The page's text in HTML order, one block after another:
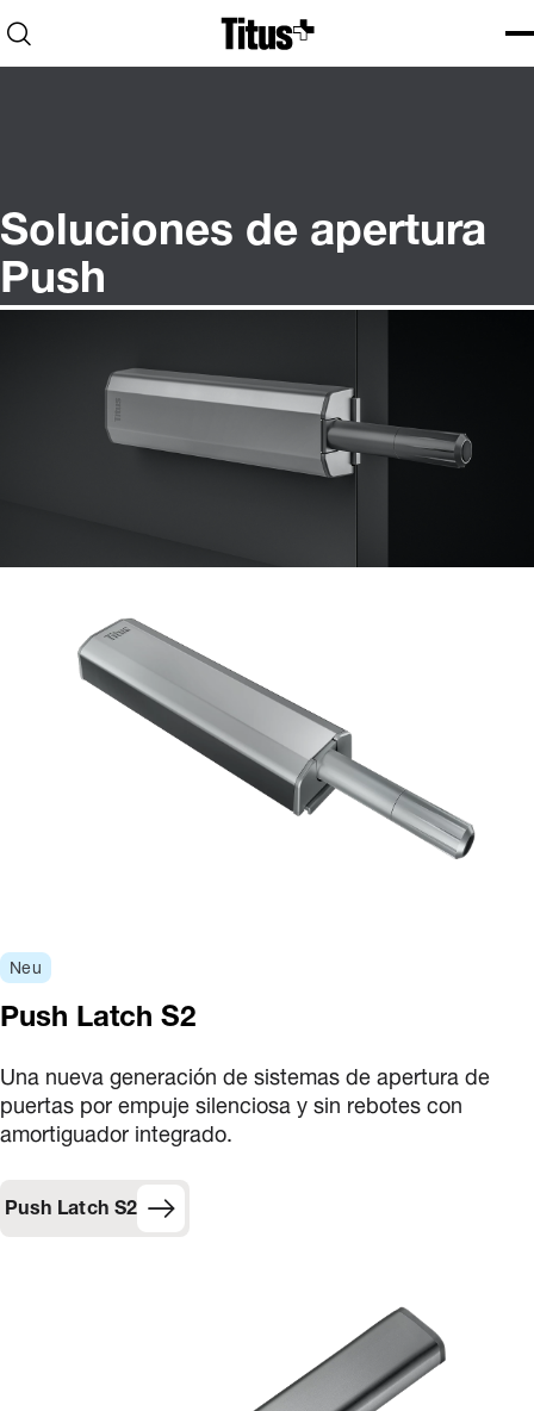
Home
Open search
Soluciones de apertura
Push
Neu
Push Latch S2
Una nueva generación de sistemas de apertura de
puertas por empuje silenciosa y sin rebotes con
amortiguador integrado.
Push Latch S2